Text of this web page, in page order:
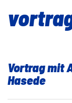
Vortrag mit
Hasede